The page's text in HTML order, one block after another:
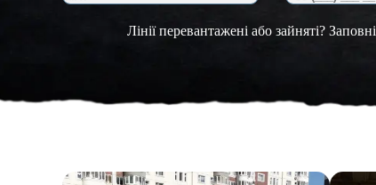
Лінії перевантажені або зайняті?